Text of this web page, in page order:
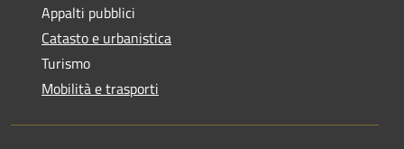
Appalti pubblici
Catasto e urbanistica
Turismo
Mobilità e trasporti